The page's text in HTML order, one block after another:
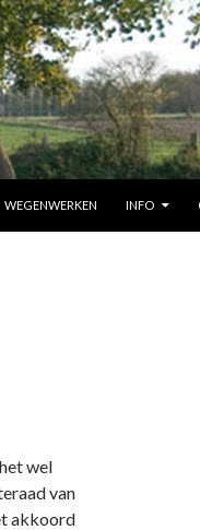
WEGENWERKEN INFO
wel
van
akkoord